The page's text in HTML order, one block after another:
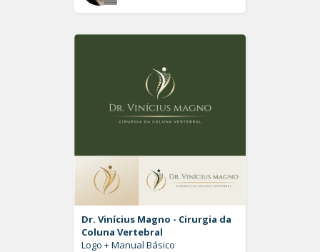
Dr. Vinícius Magno - Cirurgia da
Coluna Vertebral
Logo + Manual Básico